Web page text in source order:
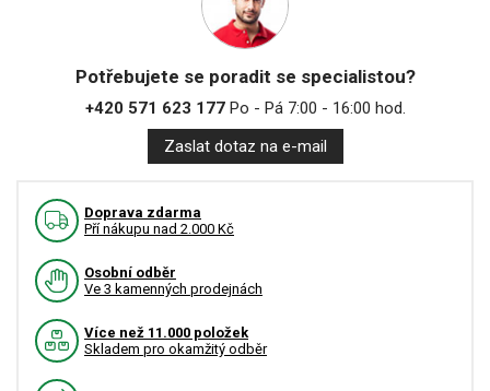
Potřebujete se poradit se specialistou?
+420 571 623 177Po - Pá 7:00 - 16:00 hod.
Zaslat dotaz na e-mail
Doprava zdarma
Pří nákupu nad 2.000 Kč
Osobní odběr
Ve 3 kamenných prodejnách
Více než 11.000 položek
Skladem pro okamžitý odběr